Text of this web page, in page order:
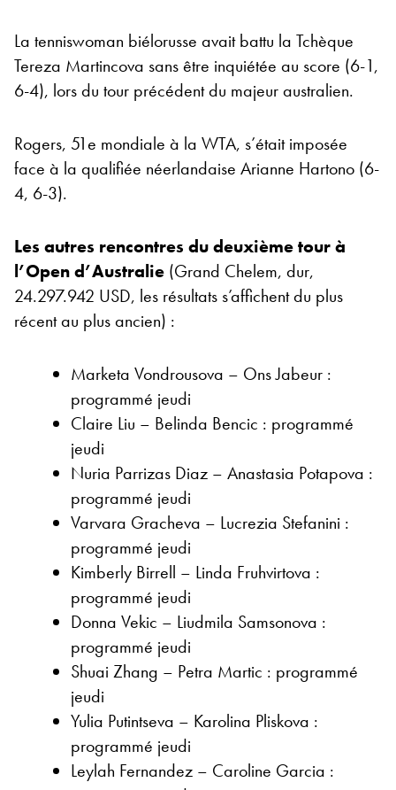
La tenniswoman biélorusse avait battu la Tchèque
Tereza Martincova sans être inquiétée au score (6-1,
6-4), lors du tour précédent du majeur australien.
Rogers, 51e mondiale à la WTA, s’était imposée
face à la qualifiée néerlandaise Arianne Hartono (6-
4, 6-3).
Les autres rencontres du deuxième tour à
l’Open d’Australie (Grand Chelem, dur,
24.297.942 USD, les résultats s’affichent du plus
récent au plus ancien) :
Marketa Vondrousova – Ons Jabeur :
programmé jeudi
Claire Liu – Belinda Bencic : programmé
jeudi
Nuria Parrizas Diaz – Anastasia Potapova :
programmé jeudi
Varvara Gracheva – Lucrezia Stefanini :
programmé jeudi
Kimberly Birrell – Linda Fruhvirtova :
programmé jeudi
Donna Vekic – Liudmila Samsonova :
programmé jeudi
Shuai Zhang – Petra Martic : programmé
jeudi
Yulia Putintseva – Karolina Pliskova :
programmé jeudi
Leylah Fernandez – Caroline Garcia :